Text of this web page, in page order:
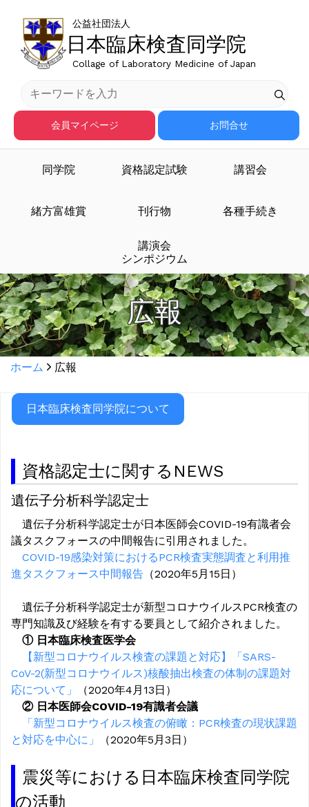
日本臨床検査同学院
公益社団法人
Collage of Laboratory Medicine of Japan
会員マイページ お問合せ
同学院 資格認定試験 講習会
緒方富雄賞 刊行物 各種手続き
講演会
シンポジウム
広報
ホーム 広報
日本臨床検査同学院について
資格認定士に関するNEWS
遺伝子分析科学認定士
遺伝子分析科学認定士が日本医師会COVID-19有識者会
議タスクフォースの中間報告に引用されました。
COVID-19感染対策におけるPCR検査実態調査と利用推
進タスクフォース中間報告 （2020年5月15日）
遺伝子分析科学認定士が新型コロナウイルスPCR検査の
専門知識及び経験を有する要員として紹介されました。
① 日本臨床検査医学会
【新型コロナウイルス検査の課題と対応】「SARS-
CoV-2(新型コロナウイルス)核酸抽出検査の体制の課題対
応について」
（2020年4月13日）
② 日本医師会COVID-19有識者会議
「新型コロナウイルス検査の俯瞰：PCR検査の現状課題
と対応を中心に」
（2020年5月3日）
震災等における日本臨床検査同学院
の活動